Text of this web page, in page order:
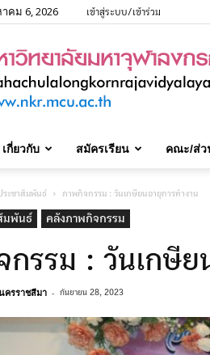
คม 6, 2026 เข้าสู่ระบบ/เข้าร่วม
เกี่ยวกับ สมัครเรียน คณะ/ส่ว
ระชาสัมพันธ์ ภาพกิจกรรม : วันเกษียนอายุการทำงาน
มพันธ์ คลังภาพกิจกรรม
รรม : วันเกษีย
ครราชสีมา - กันยายน 28, 2023